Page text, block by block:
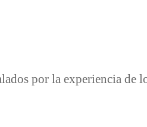
por la experiencia de